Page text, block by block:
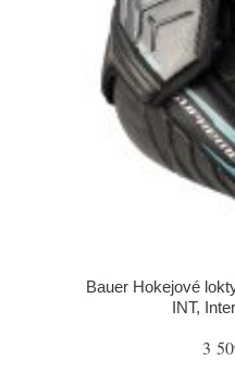
Bauer Hokejové
INT,
3